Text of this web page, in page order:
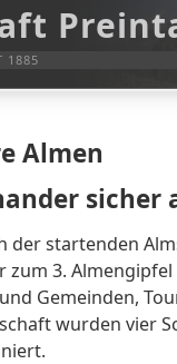
1885
Almen
sicher
der startenden
zum 3.
Gemeinden,
wurden vier